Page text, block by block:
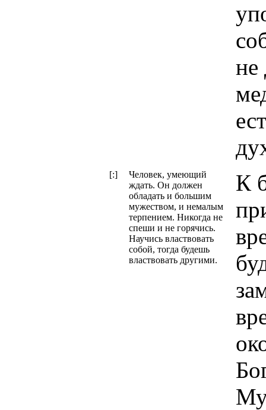
не
[:]
Человек, умеющий
ждать. Он должен
обладать и большим
мужеством, и немалым
терпением. Никогда не
спеши и не горячись.
Научись властвовать
собой, тогда будешь
властвовать другими.
К